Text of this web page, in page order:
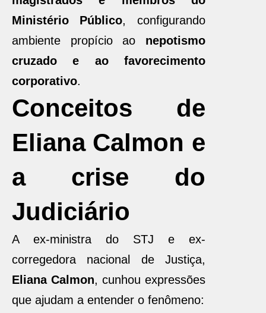
Ministério Público, configurando
ambiente propício ao nepotismo
cruzado e ao favorecimento
corporativo.
Conceitos de
Eliana Calmon e
a crise do
Judiciário
A ex-ministra do STJ e ex-
corregedora nacional de Justiça,
Eliana Calmon, cunhou expressões
que ajudam a entender o fenômeno: